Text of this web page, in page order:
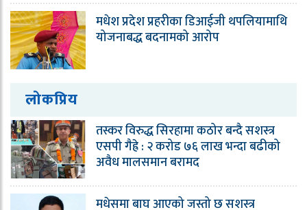
मधेश प्रदेश प्रहरीका डिआईजी थपलियामाथि
योजनाबद्ध बदनामको आरोप
लोकप्रिय
तस्कर विरुद्ध सिरहामा कठोर बन्दै सशस्त्र
एसपी गैह्रे : २ करोड ७६ लाख भन्दा बढीको
अवैध मालसमान बरामद
मधेसमा बाघ आएको जस्तो छ सशस्त्र